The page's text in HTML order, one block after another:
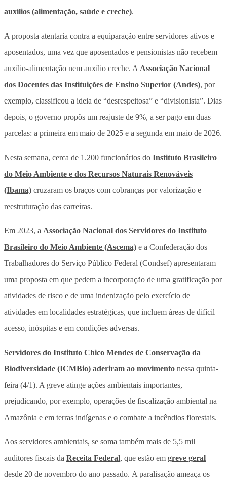
auxílios (alimentação, saúde e creche).
A proposta atentaria contra a equiparação entre servidores ativos e
aposentados, uma vez que aposentados e pensionistas não recebem
auxílio-alimentação nem auxílio creche. A Associação Nacional
dos Docentes das Instituições de Ensino Superior (Andes), por
exemplo, classificou a ideia de “desrespeitosa” e “divisionista”. Dias
depois, o governo propôs um reajuste de 9%, a ser pago em duas
parcelas: a primeira em maio de 2025 e a segunda em maio de 2026.
Nesta semana, cerca de 1.200 funcionários do Instituto Brasileiro
do Meio Ambiente e dos Recursos Naturais Renováveis
(Ibama) cruzaram os braços com cobranças por valorização e
reestruturação das carreiras.
Em 2023, a Associação Nacional dos Servidores do Instituto
Brasileiro do Meio Ambiente (Ascema) e a Confederação dos
Trabalhadores do Serviço Público Federal (Condsef) apresentaram
uma proposta em que pedem a incorporação de uma gratificação por
atividades de risco e de uma indenização pelo exercício de
atividades em localidades estratégicas, que incluem áreas de difícil
acesso, inóspitas e em condições adversas.
Servidores do Instituto Chico Mendes de Conservação da
Biodiversidade (ICMBio) aderiram ao movimento nessa quinta-
feira (4/1). A greve atinge ações ambientais importantes,
prejudicando, por exemplo, operações de fiscalização ambiental na
Amazônia e em terras indígenas e o combate a incêndios florestais.
Aos servidores ambientais, se soma também mais de 5,5 mil
auditores fiscais da Receita Federal, que estão em greve geral
desde 20 de novembro do ano passado. A paralisação ameaça os